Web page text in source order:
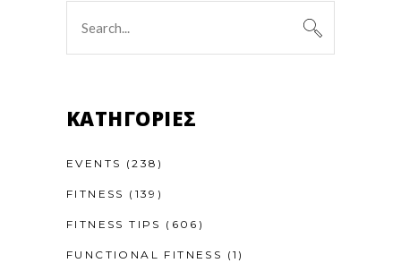
for:
KΑΤΗΓΟΡΊΕΣ
EVENTS (238)
FITNESS (139)
FITNESS TIPS (606)
FUNCTIONAL FITNESS (1)